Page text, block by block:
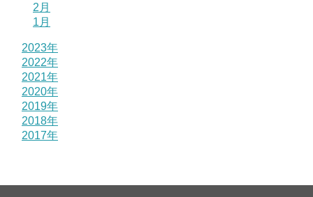
2月
1月
2023年
2022年
2021年
2020年
2019年
2018年
2017年